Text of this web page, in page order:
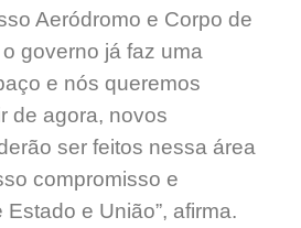
Aeródromo e Corpo de
governo já faz uma
e nós queremos
de agora, novos
ser feitos nessa área
compromisso e
e União”, afirma.